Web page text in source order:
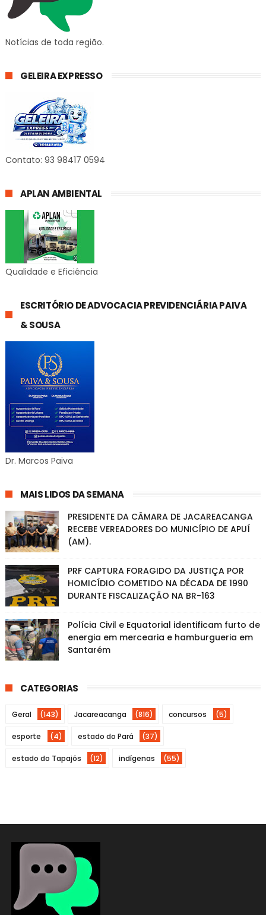
Notícias de toda região.
GELEIRA EXPRESSO
Contato: 93 98417 0594
APLAN AMBIENTAL
Qualidade e Eficiência
ESCRITÓRIO DE ADVOCACIA PREVIDENCIÁRIA PAIVA
& SOUSA
Dr. Marcos Paiva
MAIS LIDOS DA SEMANA
PRESIDENTE DA CÂMARA DE JACAREACANGA
RECEBE VEREADORES DO MUNICÍPIO DE APUÍ
(AM).
PRF CAPTURA FORAGIDO DA JUSTIÇA POR
HOMICÍDIO COMETIDO NA DÉCADA DE 1990
DURANTE FISCALIZAÇÃO NA BR-163
Polícia Civil e Equatorial identificam furto de
energia em mercearia e hamburgueria em
Santarém
CATEGORIAS
Geral (143) Jacareacanga (816) concursos (5)
esporte (4) estado do Pará (37)
estado do Tapajós (12) indígenas (55)